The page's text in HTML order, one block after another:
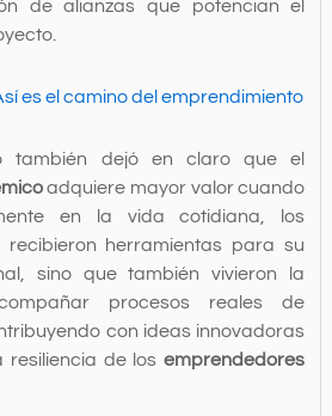
de alianzas que potencian el
es el camino del emprendimiento
también dejó en claro que el
adquiere mayor valor cuando
en la vida cotidiana, los
recibieron herramientas para su
sino que también vivieron la
procesos reales de
con ideas innovadoras
resiliencia de losemprendedores